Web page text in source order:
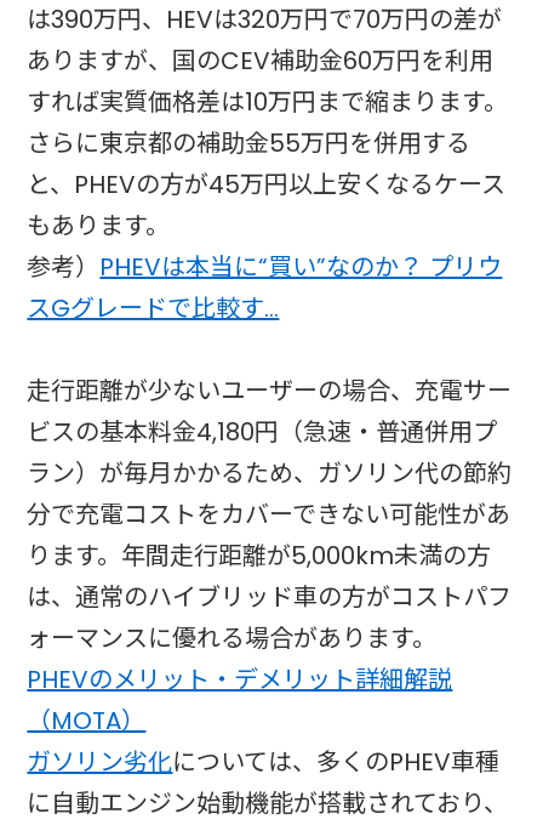
は390万円、HEVは320万円で70万円の差が
ありますが、国のCEV補助金60万円を利用
すれば実質価格差は10万円まで縮まります。
さらに東京都の補助金55万円を併用する
と、PHEVの方が45万円以上安くなるケース
もあります。
参考） PHEVは本当に“買い”なのか？ プリウ
スGグレードで比較す…
走行距離が少ないユーザーの場合、充電サー
ビスの基本料金4,180円（急速・普通併用プ
ラン）が毎月かかるため、ガソリン代の節約
分で充電コストをカバーできない可能性があ
ります。年間走行距離が5,000km未満の方
は、通常のハイブリッド車の方がコストパフ
ォーマンスに優れる場合があります。​
PHEVのメリット・デメリット詳細解説
（MOTA）
ガソリン劣化については、多くのPHEV車種
に自動エンジン始動機能が搭載されており、